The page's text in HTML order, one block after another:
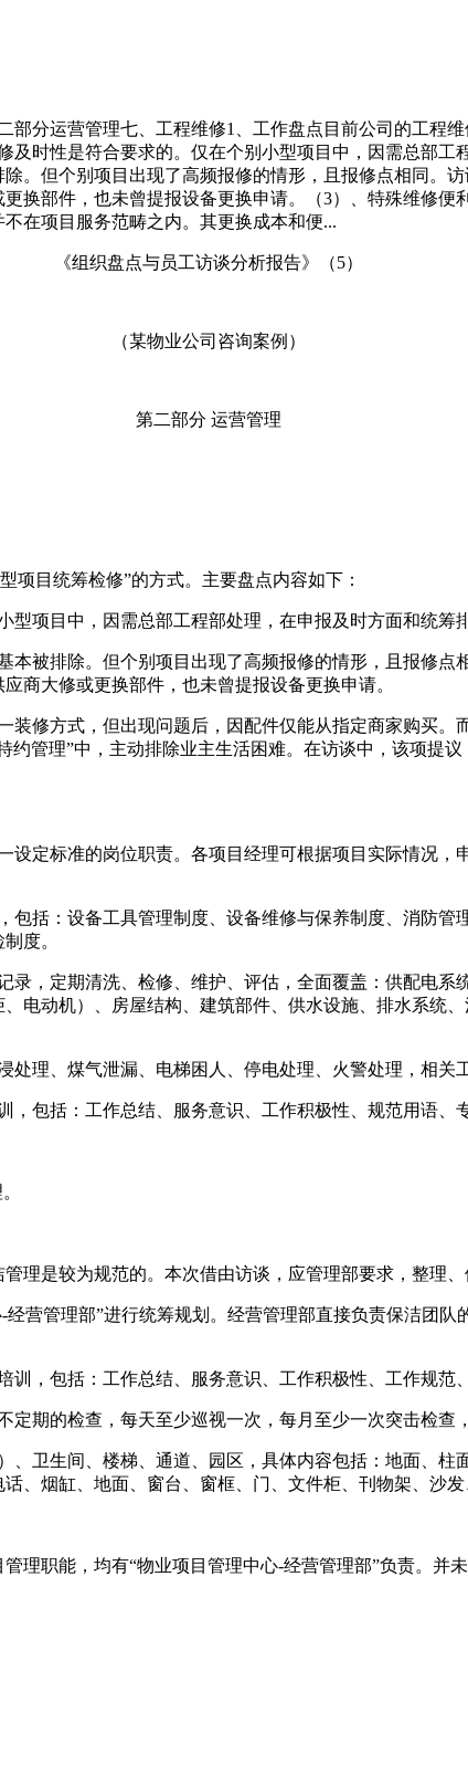
部分运营管理七、工程维修1、工作盘点目前公司的工程
时性是符合要求的。仅在个别小型项目中，因需总部工
。但个别项目出现了高频报修的情形，且报修点相同。
换部件，也未曾提报设备更换申请。（3）、特殊维修便
在项目服务范畴之内。其更换成本和便...
《组织盘点与员工访谈分析报告》（5）
（某物业公司咨询案例）
第二部分 运营管理
项目统筹检修”的方式。主要盘点内容如下：
项目中，因需总部工程部处理，在申报及时方面和统筹
本被排除。但个别项目出现了高频报修的情形，且报修
商大修或更换部件，也未曾提报设备更换申请。
装修方式，但出现问题后，因配件仅能从指定商家购买
管理”中，主动排除业主生活困难。在访谈中，该项提
设定标准的岗位职责。各项目经理可根据项目实际情况
包括：设备工具管理制度、设备维修与保养制度、消防
度。
录，定期清洗、检修、维护、评估，全面覆盖：供配电
电动机）、房屋结构、建筑部件、供水设施、排水系统
处理、煤气泄漏、电梯困人、停电处理、火警处理，相关
，包括：工作总结、服务意识、工作积极性、规范用语、
理是较为规范的。本次借由访谈，应管理部要求，整理、
经营管理部”进行统筹规划。经营管理部直接负责保洁团
训，包括：工作总结、服务意识、工作积极性、工作规范
定期的检查，每天至少巡视一次，每月至少一次突击检查
、卫生间、楼梯、通道、园区，具体内容包括：地面、柱
、烟缸、地面、窗台、窗框、门、文件柜、刊物架、沙发
理职能，均有“物业项目管理中心-经营管理部”负责。并